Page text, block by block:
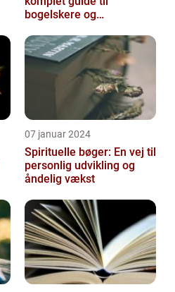
bogelskere og
07 januar 2024
Spirituelle bøger: En vej til
personlig udvikling og
åndelig vækst